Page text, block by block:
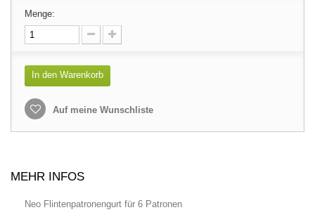
Menge:
In den Warenkorb
Auf meine Wunschliste
MEHR INFOS
Neo Flintenpatronengurt für 6 Patronen